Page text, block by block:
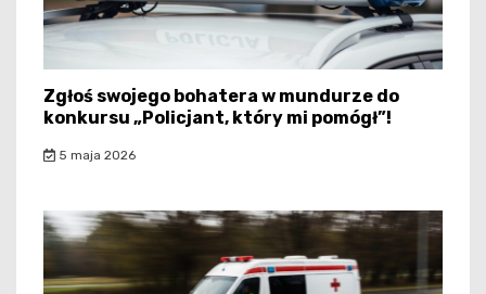
Zgłoś swojego bohatera w mundurze do
konkursu „Policjant, który mi pomógł”!
5 maja 2026